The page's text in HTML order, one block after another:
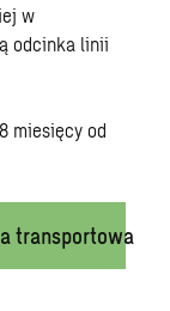
w
odcinka linii
miesięcy od
transportowa